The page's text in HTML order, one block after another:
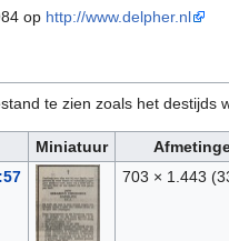
op http://www.delpher.nl
te zien zoals het destijds
Miniatuur
703 × 1.443